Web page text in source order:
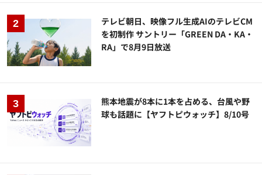
テレビ朝日、映像フル生成AIのテレビCM
を初制作 サントリー「GREEN DA・KA・
RA」で8月9日放送
熊本地震が8本に1本を占める、台風や野
球も話題に【ヤフトピウォッチ】8/10号